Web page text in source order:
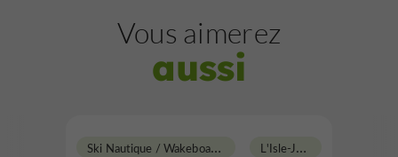
Vous aimerez
aussi
S
ki Nautique / Wakeboard / Waterjump L
'Isle-Jourdain